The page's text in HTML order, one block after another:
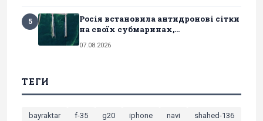
5
Росія встановила антидронові сітки
на своїх субмаринах,...
07.08.2026
ТЕГИ
bayraktar f-35 g20 iphone navi
shahed-136